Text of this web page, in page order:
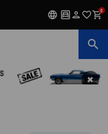
language garage person favorite_outlineshopping_cart0
search
✖